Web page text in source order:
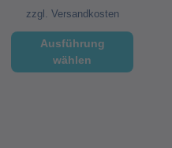
zzgl. Versandkosten
Ausführung
wählen